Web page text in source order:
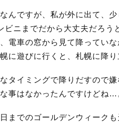
んですが、私が外に出て、
ビニまでだから大丈夫だろ
電車の窓から見て降ってい
に遊びに行くと、札幌に降
タイミングで降りだすので
事はなかったんですけどね…
までのゴールデンウィーク